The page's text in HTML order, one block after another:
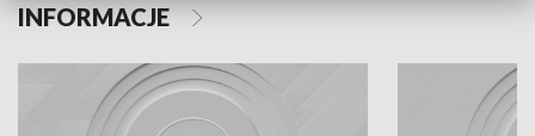
INFORMACJE